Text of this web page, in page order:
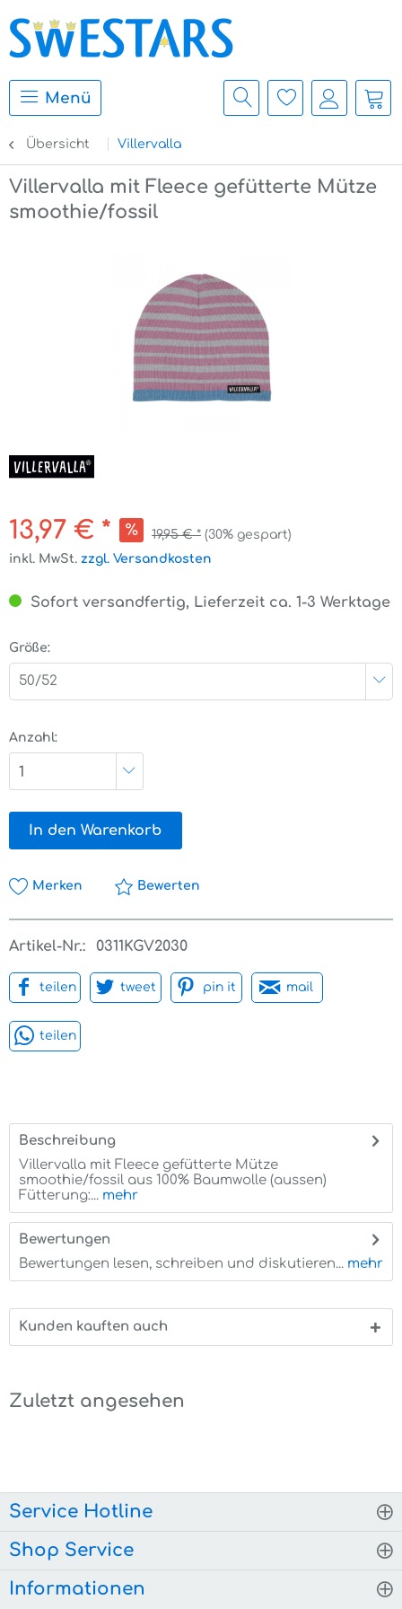
Menü
Übersicht Villervalla
Villervalla mit Fleece gefütterte Mütze
smoothie/fossil
13,97 € * 19,95 € * (30% gespart)
inkl. MwSt. zzgl. Versandkosten
Sofort versandfertig, Lieferzeit ca. 1-3 Werktage
Größe:
50/52
Anzahl:
1
In den Warenkorb
Merken Bewerten
Artikel-Nr.: 0311KGV2030
teilen tweet pin it mail
teilen
Beschreibung
Villervalla mit Fleece gefütterte Mütze
smoothie/fossil aus 100% Baumwolle (aussen)
Fütterung:... mehr
Bewertungen
Bewertungen lesen, schreiben und diskutieren... mehr
Kunden kauften auch
Zuletzt angesehen
Service Hotline
Shop Service
Informationen